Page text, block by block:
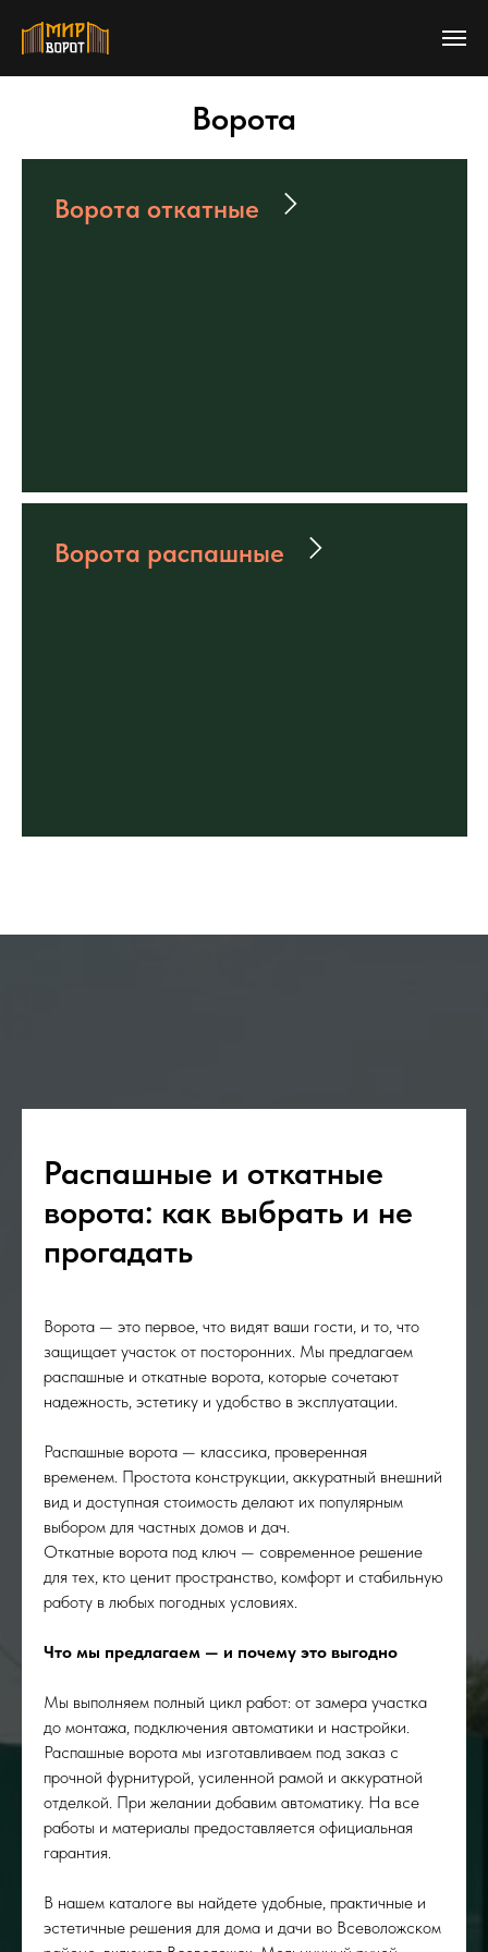
Ворота
Ворота откатные
Ворота распашные
Распашные и откатные
ворота: как выбрать и не
прогадать
Ворота — это первое, что видят ваши гости, и то, что
защищает участок от посторонних. Мы предлагаем
распашные и откатные ворота, которые сочетают
надежность, эстетику и удобство в эксплуатации.
Распашные ворота — классика, проверенная
временем. Простота конструкции, аккуратный внешний
вид и доступная стоимость делают их популярным
выбором для частных домов и дач.
Откатные ворота под ключ — современное решение
для тех, кто ценит пространство, комфорт и стабильную
работу в любых погодных условиях.
Что мы предлагаем — и почему это выгодно
Мы выполняем полный цикл работ: от замера участка
до монтажа, подключения автоматики и настройки.
Распашные ворота мы изготавливаем под заказ с
прочной фурнитурой, усиленной рамой и аккуратной
отделкой. При желании добавим автоматику. На все
работы и материалы предоставляется официальная
гарантия.
В нашем каталоге вы найдете удобные, практичные и
эстетичные решения для дома и дачи во Всеволожском